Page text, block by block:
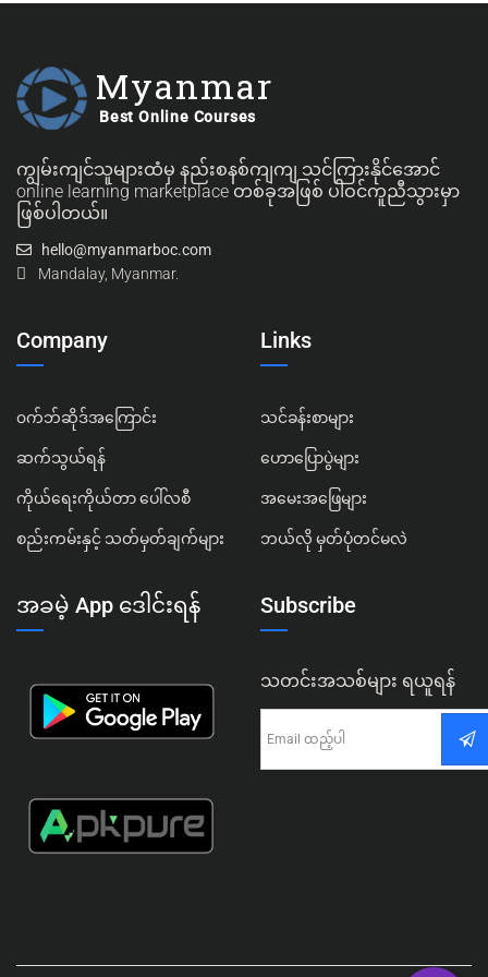
Myanmar
Best Online Courses
ကျွမ်းကျင်သူများထံမှ နည်းစနစ်ကျကျ သင်ကြားနိုင်အောင်
online learning marketplace တစ်ခုအဖြစ် ပါဝင်ကူညီသွားမှာ
ဖြစ်ပါတယ်။
hello@myanmarboc.com
Mandalay, Myanmar.
Company
၀က်ဘ်ဆိုဒ်အကြောင်း
ဆက်သွယ်ရန်
ကိုယ်ရေးကိုယ်တာ ပေါ်လစီ
စည်းကမ်းနှင့် သတ်မှတ်ချက်များ
Links
သင်ခန်းစာများ
ဟောပြောပွဲများ
အမေးအဖြေများ
ဘယ်လို မှတ်ပုံတင်မလဲ
အခမဲ့ App ဒေါင်းရန် Subscribe
သတင်းအသစ်များ ရယူရန်